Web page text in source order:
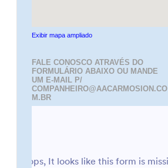
Exibir mapa ampliado
FALE CONOSCO ATRAVÉS DO
FORMULÁRIO ABAIXO OU MANDE
UM E-MAIL P/
COMPANHEIRO@AACARMOSION.CO
M.BR